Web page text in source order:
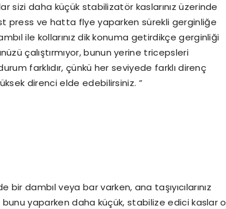
sizi daha küçük stabilizatör kaslarınız üzerinde
press ve hatta flye yaparken sürekli gerginliğe
ile kollarınız dik konuma getirdikçe gerginliği
çalıştırmıyor, bunun yerine tricepsleri
farklıdır, çünkü her seviyede farklı direnç
direnci elde edebilirsiniz. ”
bir dambıl veya bar varken, ana taşıyıcılarınız
yaparken daha küçük, stabilize edici kaslar o